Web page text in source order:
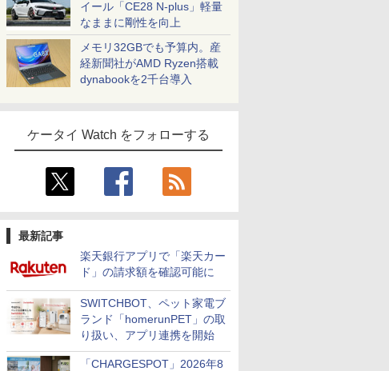
イール「CE28 N-plus」軽量
なままに剛性を向上
メモリ32GBでも予算内。産
経新聞社がAMD Ryzen搭載
dynabookを2千台導入
ケータイ Watch をフォローする
最新記事
楽天銀行アプリで「楽天カー
ド」の請求額を確認可能に
SWITCHBOT、ペット家電ブ
ランド「homerunPET」の取
り扱い、アプリ連携を開始
「CHARGESPOT」2026年8